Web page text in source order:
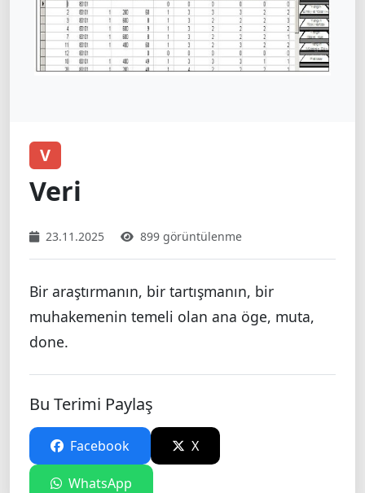
V
Veri
23.11.2025 899 görüntülenme
Bir araştırmanın, bir tartışmanın, bir
muhakemenin temeli olan ana öge, muta,
done.
Bu Terimi Paylaş
Facebook X
WhatsApp